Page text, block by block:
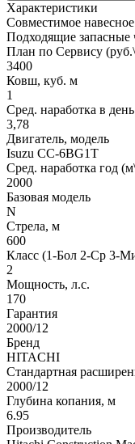
Характеристики
Совместимое
Подходящие запасные
План по Сервису
3400
Ковш, куб. м
1
Сред. наработка в
3,78
Двигатель, модель
Isuzu CC-6BG1T
Сред. наработка год
2000
Базовая модель
N
Стрела, м
600
Класс (1-Бол 2-Ср 3-
2
Мощность, л.с.
170
Гарантия
2000/12
Бренд
HITACHI
Стандартная
2000/12
Глубина копания, м
6.95
Производитель